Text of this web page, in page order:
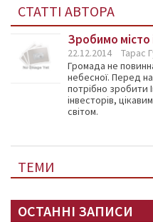
СТАТТІ АВТОРА
Зробимо місто
22.12.2014
Тарас
Громада не
небесної. Перед
потрібно зробити
інвесторів,
світом.
ТЕМИ
ОСТАННІ ЗАПИСИ